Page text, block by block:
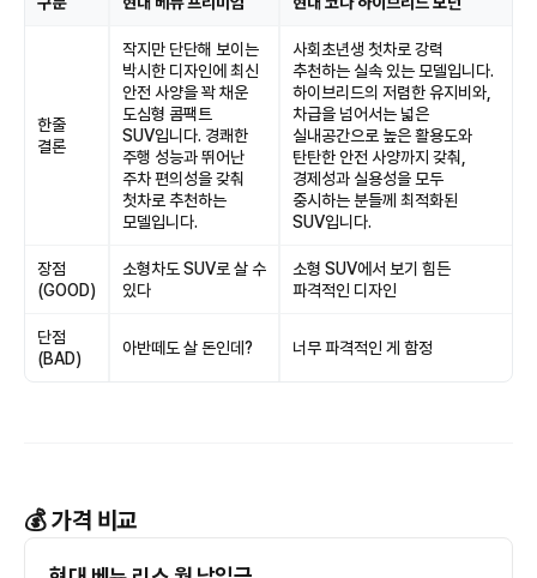
한줄
결론
작지만 단단해 보이는
박시한 디자인에 최신
안전 사양을 꽉 채운
도심형 콤팩트
SUV입니다. 경쾌한
주행 성능과 뛰어난
주차 편의성을 갖춰
첫차로 추천하는
모델입니다.
사회초년생 첫차로 강력
추천하는 실속 있는 모델입니다.
하이브리드의 저렴한 유지비와,
차급을 넘어서는 넓은
실내공간으로 높은 활용도와
탄탄한 안전 사양까지 갖춰,
경제성과 실용성을 모두
중시하는 분들께 최적화된
SUV입니다.
장점
(GOOD)
소형차도 SUV로 살 수
있다
소형 SUV에서 보기 힘든
파격적인 디자인
단점
(BAD)
아반떼도 살 돈인데? 너무 파격적인 게 함정
💰 가격 비교